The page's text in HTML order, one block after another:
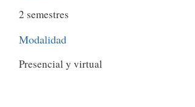
2 semestres
Modalidad
Presencial y virtual